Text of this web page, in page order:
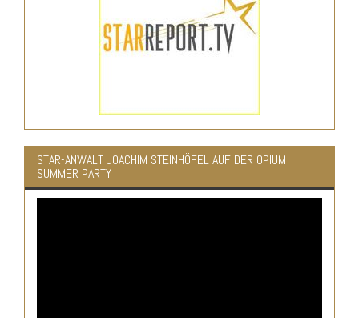
STAR-ANWALT JOACHIM STEINHÖFEL AUF DER OPIUM
SUMMER PARTY